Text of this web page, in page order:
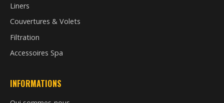
Liners
Couvertures & Volets
Filtration
Accessoires Spa
INFORMATIONS